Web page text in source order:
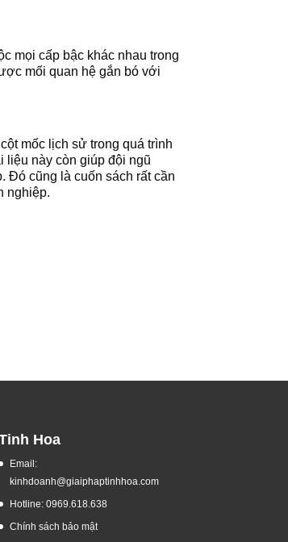
mọi cấp bậc khác nhau trong
mối quan hệ gắn bó với
mốc lịch sử trong quá trình
liệu này còn giúp đội ngũ
Đó cũng là cuốn sách rất cần
nghiệp.
Hoa
Email:
kinhdoanh@giaiphaptinhhoa.com
Hotline: 0969.618.638
Chính sách bảo mật